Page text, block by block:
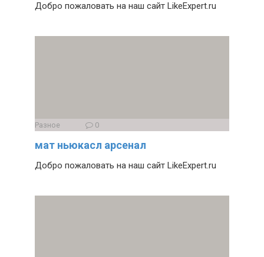
Добро пожаловать на наш сайт LikeExpert.ru
Разное 0
мат ньюкасл арсенал
Добро пожаловать на наш сайт LikeExpert.ru